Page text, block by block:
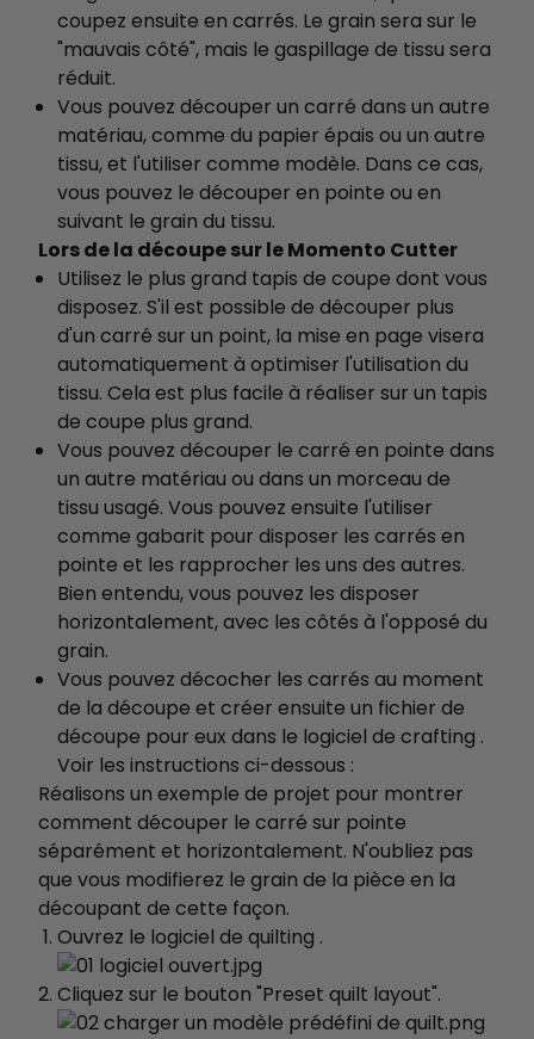
coupez ensuite en carrés. Le grain sera sur le
"mauvais côté", mais le gaspillage de tissu sera
réduit.
Vous pouvez découper un carré dans un autre
matériau, comme du papier épais ou un autre
tissu, et l'utiliser comme modèle. Dans ce cas,
vous pouvez le découper en pointe ou en
suivant le grain du tissu.
Lors de la découpe sur le Momento Cutter
Utilisez le plus grand tapis de coupe dont vous
disposez. S'il est possible de découper plus
d'un carré sur un point, la mise en page visera
automatiquement à optimiser l'utilisation du
tissu. Cela est plus facile à réaliser sur un tapis
de coupe plus grand.
Vous pouvez découper le carré en pointe dans
un autre matériau ou dans un morceau de
tissu usagé. Vous pouvez ensuite l'utiliser
comme gabarit pour disposer les carrés en
pointe et les rapprocher les uns des autres.
Bien entendu, vous pouvez les disposer
horizontalement, avec les côtés à l'opposé du
grain.
Vous pouvez décocher les carrés au moment
de la découpe et créer ensuite un fichier de
découpe pour eux dans le logiciel de crafting .
Voir les instructions ci-dessous :
Réalisons un exemple de projet pour montrer
comment découper le carré sur pointe
séparément et horizontalement. N'oubliez pas
que vous modifierez le grain de la pièce en la
découpant de cette façon.
Ouvrez le logiciel de quilting .
Cliquez sur le bouton "Preset quilt layout".